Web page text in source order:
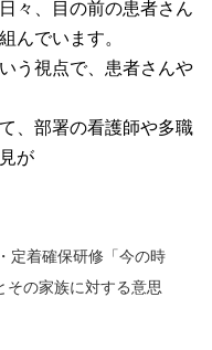
々、目の前の患者さん
んでいます。
う視点で、患者さんや
、部署の看護師や多職
が
定着確保研修「今の時
その家族に対する意思